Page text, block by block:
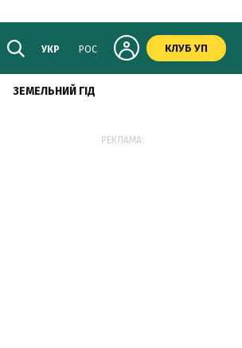
УКР РОС КЛУБ УП
ЗЕМЕЛЬНИЙ ГІД
РЕКЛАМА: